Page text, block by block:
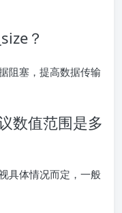
？
阻塞，提高数据传输
数值范围是多
具体情况而定，一般